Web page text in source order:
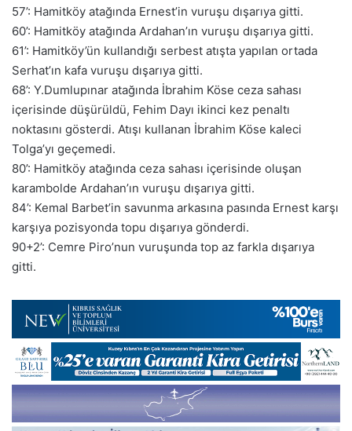
57’: Hamitköy atağında Ernest’in vuruşu dışarıya gitti.
60’: Hamitköy atağında Ardahan’ın vuruşu dışarıya gitti.
61’: Hamitköy’ün kullandığı serbest atışta yapılan ortada
Serhat’ın kafa vuruşu dışarıya gitti.
68’: Y.Dumlupınar atağında İbrahim Köse ceza sahası
içerisinde düşürüldü, Fehim Dayı ikinci kez penaltı
noktasını gösterdi. Atışı kullanan İbrahim Köse kaleci
Tolga’yı geçemedi.
80’: Hamitköy atağında ceza sahası içerisinde oluşan
karambolde Ardahan’ın vuruşu dışarıya gitti.
84’: Kemal Barbet’in savunma arkasına pasında Ernest karşı
karşıya pozisyonda topu dışarıya gönderdi.
90+2’: Cemre Piro’nun vuruşunda top az farkla dışarıya
gitti.